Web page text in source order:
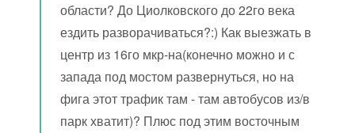
области? До Циолковского до 22го века
ездить разворачиваться?:) Как выезжать в
центр из 16го мкр-на(конечно можно и с
запада под мостом развернуться, но на
фига этот трафик там - там автобусов из/в
парк хватит)? Плюс под этим восточным